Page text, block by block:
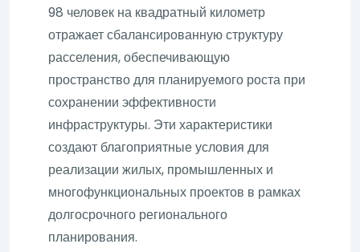
98 человек на квадратный километр
отражает сбалансированную структуру
расселения, обеспечивающую
пространство для планируемого роста при
сохранении эффективности
инфраструктуры. Эти характеристики
создают благоприятные условия для
реализации жилых, промышленных и
многофункциональных проектов в рамках
долгосрочного регионального
планирования.